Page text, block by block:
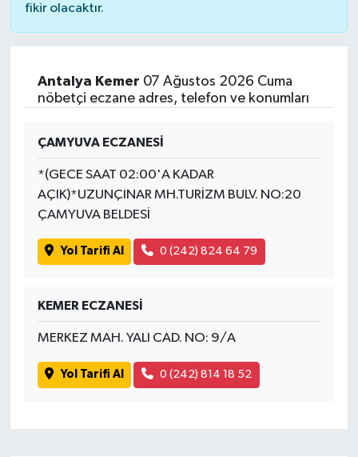
fikir olacaktır.
Antalya Kemer 07 Ağustos 2026 Cuma
nöbetçi eczane adres, telefon ve konumları
ÇAMYUVA ECZANESİ
*(GECE SAAT 02:00'A KADAR
AÇIK)*UZUNÇINAR MH.TURİZM BULV. NO:20
ÇAMYUVA BELDESİ
Yol Tarifi Al 0 (242) 824 64 79
KEMER ECZANESİ
MERKEZ MAH. YALI CAD. NO: 9/A
Yol Tarifi Al 0 (242) 814 18 52